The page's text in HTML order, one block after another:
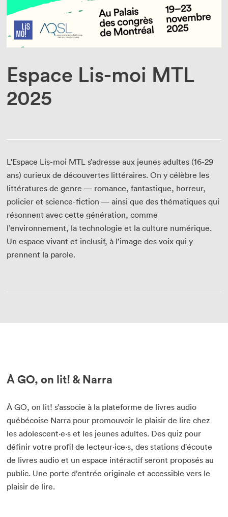
Enseignant·e·s
Bénévoles
Médias
Espace Lis-moi MTL
2025
L'Espace Lis-moi MTL s’adresse aux jeunes adultes (16-29
ans) curieux de découvertes littéraires. On y célèbre les
littératures de genre — romance, fantastique, horreur,
policier et science-fiction — ainsi que des thématiques qui
résonnent avec cette génération, comme
l’environnement, la technologie et la culture numérique.
Un espace vivant et inclusif, à l’image des voix qui y
prennent la parole.
À GO, on lit! & Narra
À GO, on lit! s’associe à la plateforme de livres audio
québécoise Narra pour promouvoir le plaisir de lire chez
les adolescent·e·s et les jeunes adultes. Des quiz pour
définir votre profil de lecteur·ice·s, des stations d'écoute
de livres audio et un espace intéractif seront proposés au
public. Une porte d’entrée originale et accessible vers le
plaisir de lire.